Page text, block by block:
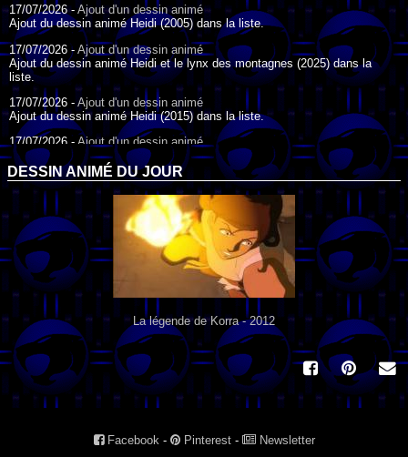
17/07/2026 -Ajout d'un dessin animé
Ajout du dessin animé Heidi (2005) dans la liste.
17/07/2026 - Ajout d'un dessin animé
Ajout du dessin animé Heidi et le lynx des montagnes (2025) dans la
liste.
17/07/2026 - Ajout d'un dessin animé
Ajout du dessin animé Heidi (2015) dans la liste.
17/07/2026 - Ajout d'un dessin animé
Ajout du dessin animé Heidi (1995) dans la liste.
09/07/2026 -Ajout d'un dessin animé
Ajout du dessin animé Genki l'Aventurier de la Chance (2006) dans la
04/07/2026 -Ajout d'un dessin animé
Ajout du dessin animé Vilain Petit Canard (2000) dans la liste.
04/07/2026 -Ajout d'un dessin animé
Ajout du dessin animé Le Noël du vilain petit canard (2003) dans la liste.
DESSIN ANIMÉ DU JOUR
La légende de Korra - 2012
Facebook- Pinterest- Newsletter